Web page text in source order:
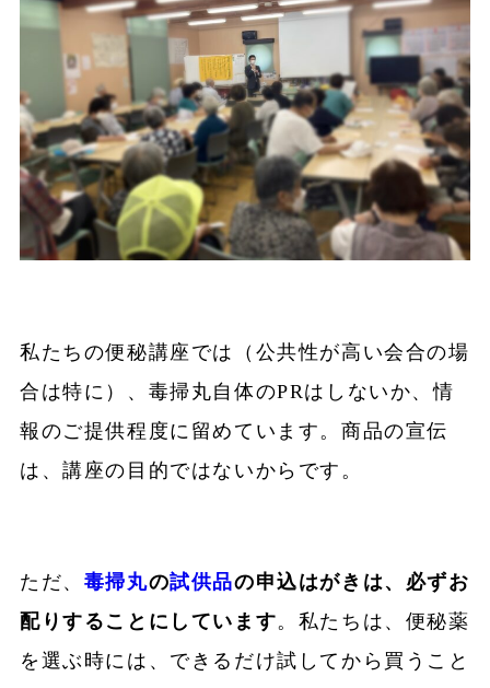
私たちの便秘講座では（公共性が高い会合の場
合は特に）、毒掃丸自体のPRはしないか、情
報のご提供程度に留めています。商品の宣伝
は、講座の目的ではないからです。
ただ、 毒掃丸の試供品の申込はがきは、必ずお
配りすることにしています。私たちは、便秘薬
を選ぶ時には、できるだけ試してから買うこと